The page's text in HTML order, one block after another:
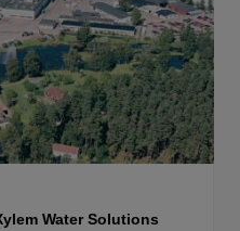
Water Solutions